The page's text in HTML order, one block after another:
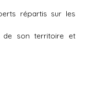
répartis sur les
de son territoire et